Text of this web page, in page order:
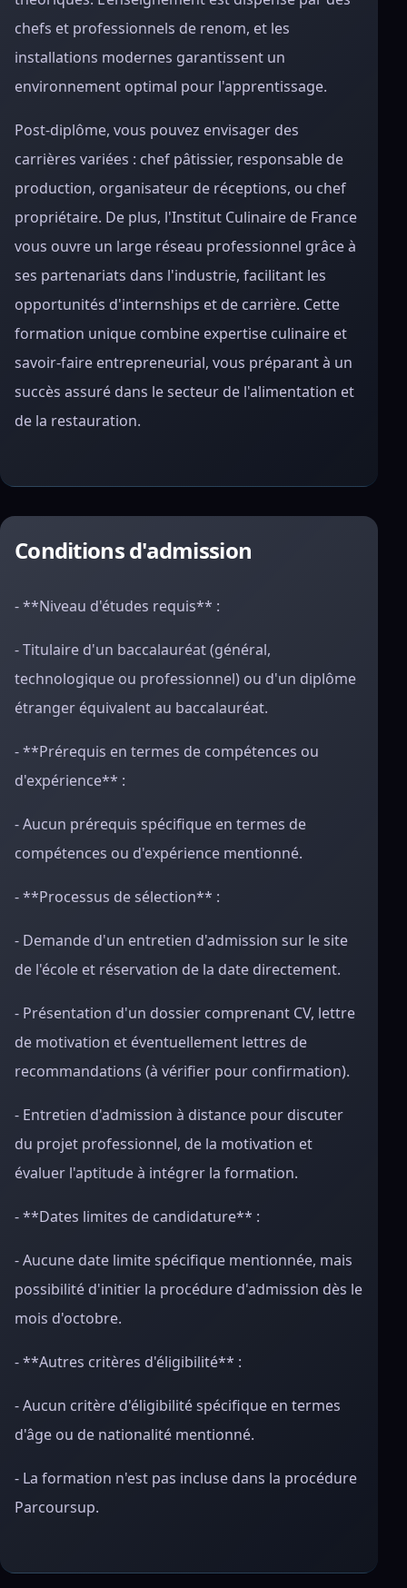
chefs et professionnels de renom, et les
installations modernes garantissent un
environnement optimal pour l'apprentissage.
Post-diplôme, vous pouvez envisager des
carrières variées : chef pâtissier, responsable de
production, organisateur de réceptions, ou chef
propriétaire. De plus, l'Institut Culinaire de France
vous ouvre un large réseau professionnel grâce à
ses partenariats dans l'industrie, facilitant les
opportunités d'internships et de carrière. Cette
formation unique combine expertise culinaire et
savoir-faire entrepreneurial, vous préparant à un
succès assuré dans le secteur de l'alimentation et
de la restauration.
Conditions d'admission
- **Niveau d'études requis** :
- Titulaire d'un baccalauréat (général,
technologique ou professionnel) ou d'un diplôme
étranger équivalent au baccalauréat.
- **Prérequis en termes de compétences ou
d'expérience** :
- Aucun prérequis spécifique en termes de
compétences ou d'expérience mentionné.
- **Processus de sélection** :
- Demande d'un entretien d'admission sur le site
de l'école et réservation de la date directement.
- Présentation d'un dossier comprenant CV, lettre
de motivation et éventuellement lettres de
recommandations (à vérifier pour confirmation).
- Entretien d'admission à distance pour discuter
du projet professionnel, de la motivation et
évaluer l'aptitude à intégrer la formation.
- **Dates limites de candidature** :
- Aucune date limite spécifique mentionnée, mais
possibilité d'initier la procédure d'admission dès le
mois d'octobre.
- **Autres critères d'éligibilité** :
- Aucun critère d'éligibilité spécifique en termes
d'âge ou de nationalité mentionné.
- La formation n'est pas incluse dans la procédure
Parcoursup.